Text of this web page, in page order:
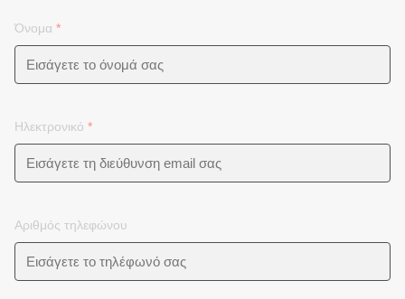
Όνομα *
Ηλεκτρονικό *
Αριθμός τηλεφώνου